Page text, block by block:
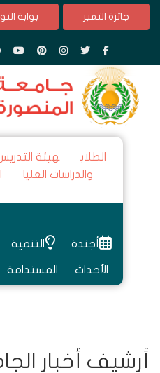
جائزة التميز بوابة
الطلاب هيئة
والدراسات العليا
أجندة
الأحداث
التنمية
المستدامة
أرشيف أخبار